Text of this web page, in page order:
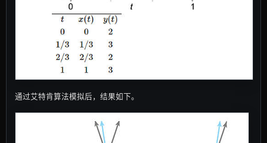
通过艾特肯算法模拟后，结果如下。